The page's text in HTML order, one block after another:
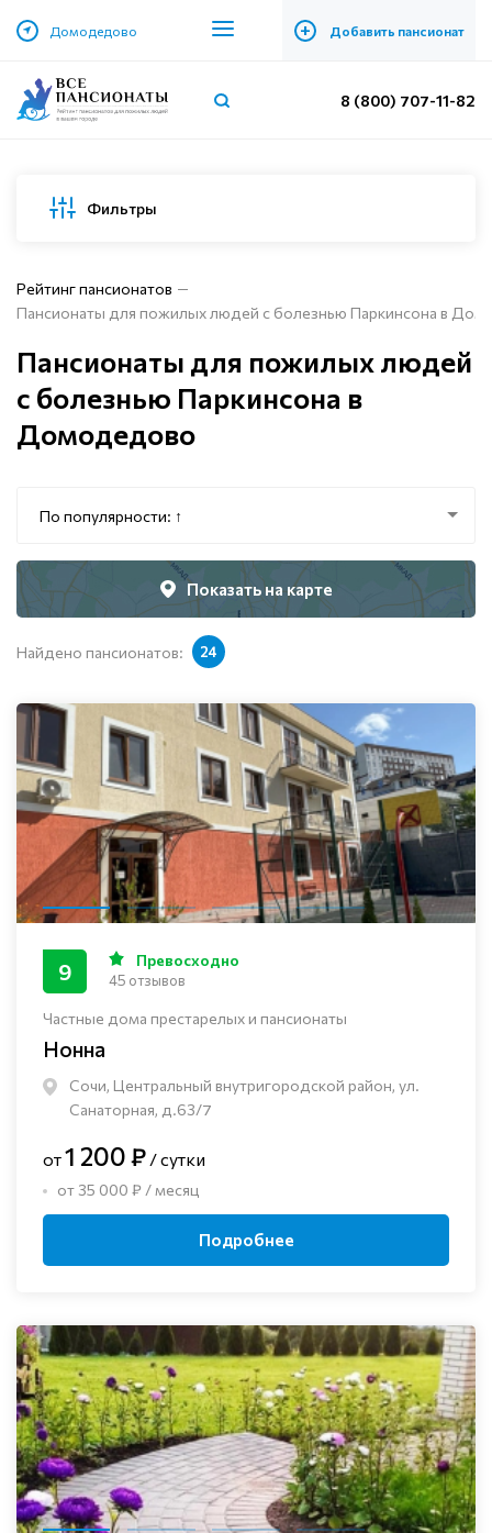
Домодедово + Добавить пансионат
8 (800) 707-11-82
Фильтры
Рейтинг пансионатов
Пансионаты для пожилых людей с болезнью Паркинсона в
Пансионаты для пожилых людей
с болезнью Паркинсона в
Домодедово
По популярности: ↑
Показать на карте
Найдено пансионатов: 24
Частные дома престарелых и пансионаты
Нонна
Сочи, Центральный внутригородской район, ул.
Санаторная, д.63/7
9 Превосходно
45 отзывов
от1 200 ₽ / сутки
от 35 000 ₽ / месяц
Подробнее